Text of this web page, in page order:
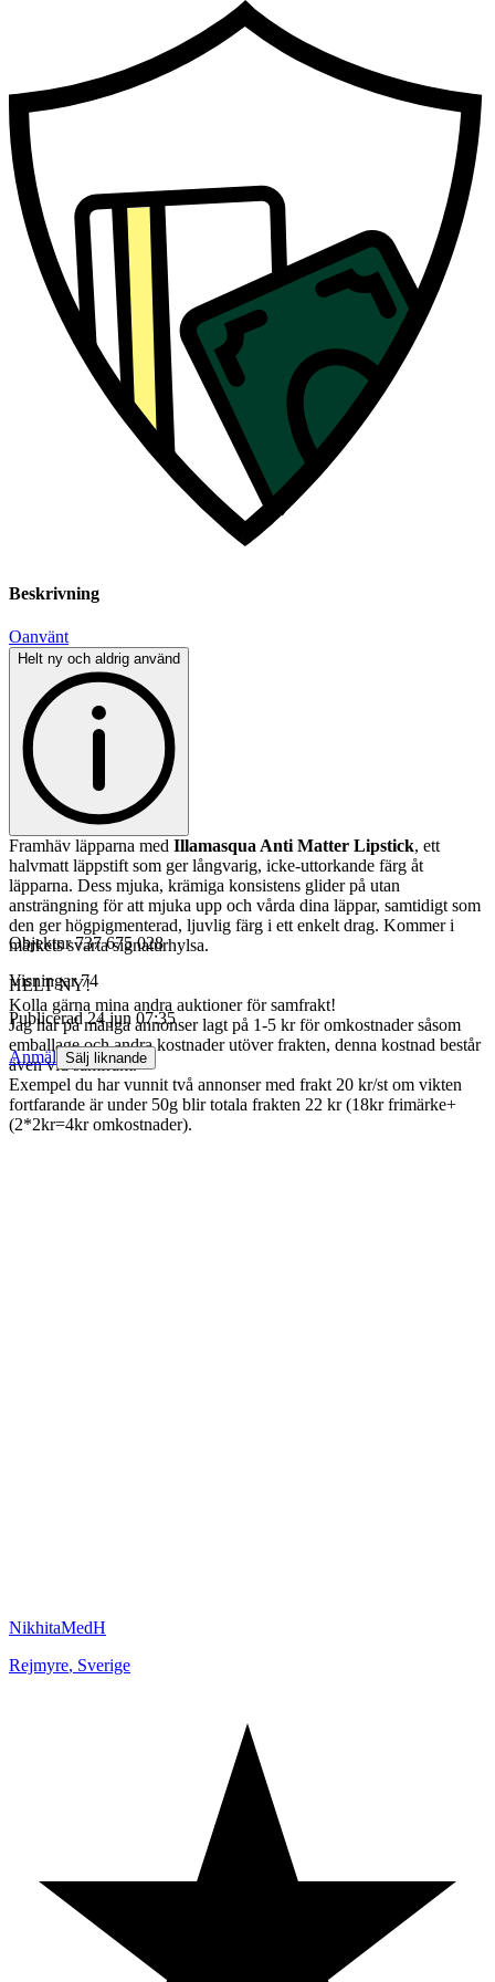
Beskrivning
Oanvänt
Helt ny och aldrig använd
Framhäv läpparna med Illamasqua Anti Matter Lipstick, ett
halvmatt läppstift som ger långvarig, icke-uttorkande färg åt
läpparna. Dess mjuka, krämiga konsistens glider på utan
ansträngning för att mjuka upp och vårda dina läppar, samtidigt som
den ger högpigmenterad, ljuvlig färg i ett enkelt drag. Kommer i
märkets svarta signaturhylsa.
HELT NY!
Kolla gärna mina andra auktioner för samfrakt!
Jag har på många annonser lagt på 1-5 kr för omkostnader såsom
emballage och andra kostnader utöver frakten, denna kostnad består
även vid samfrakt.
Exempel du har vunnit två annonser med frakt 20 kr/st om vikten
fortfarande är under 50g blir totala frakten 22 kr (18kr frimärke+
(2*2kr=4kr omkostnader).
Objektnr 737 675 028
Visningar 74
Publicerad 24 jun 07:35
Anmäl Sälj liknande
NikhitaMedH
Rejmyre, Sverige